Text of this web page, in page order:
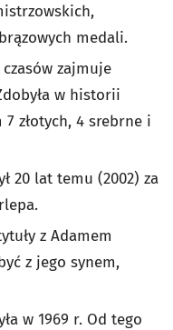
medali.
zajmuje
w historii
złotych, 4 srebrne i
20 lat temu (2002) za
z Adamem
z jego synem,
w 1969 r. Od tego